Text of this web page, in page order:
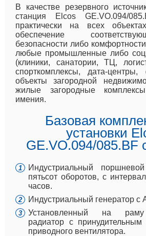
В качестве резервного
станция Elcos GE.VO.094/
практически на всех
обеспечение
безопасности либо
любые промышленные либо
(клиники, санатории, ТЦ,
спорткомплексы, дата-
объекты загородной
жилые загородные
имения.
Базовая
установки
GE.VO.094/085.BF
Индустриальный
пятьсот оборотов, с
часов.
Индустриальный генератор с
Установленный на раму
радиатор с
приводного вентилятора.